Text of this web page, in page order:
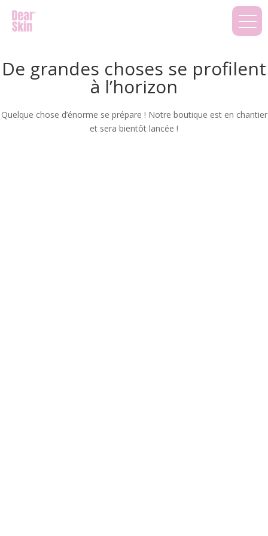
De grandes choses se profilent
à l’horizon
Quelque chose d’énorme se prépare ! Notre boutique est en chantier
et sera bientôt lancée !